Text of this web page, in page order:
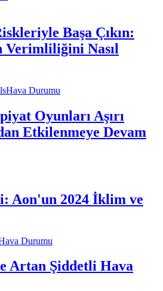
Başa Çıkın:
Nasıl
Hava Durumu
Oyunları Aşırı
Etkilenmeye Devam
Aon'un 2024 İklim ve
Durumu
Artan Şiddetli Hava